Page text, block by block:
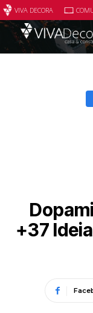
VIVA DECORA
+37